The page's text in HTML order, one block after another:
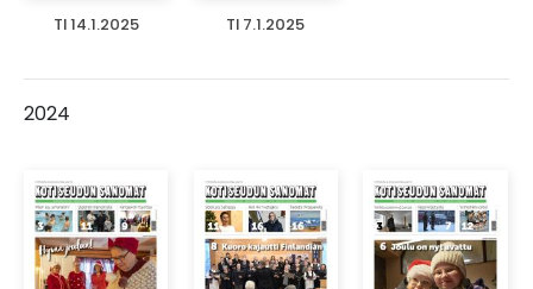
TI 14.1.2025 TI 7.1.2025
2024